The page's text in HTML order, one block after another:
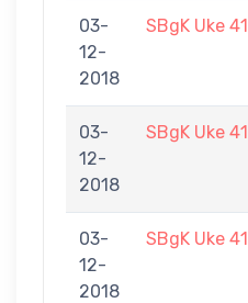
03-
12-
2018
SBgK Uke 41
03-
12-
2018
SBgK Uke 41
03-
12-
2018
SBgK Uke 41